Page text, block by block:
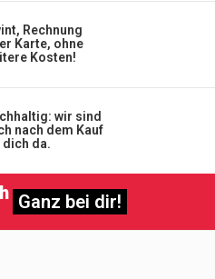
Rechnung
Karte, ohne
Kosten!
wir sind
nach dem Kauf
da.
Ganz bei dir!